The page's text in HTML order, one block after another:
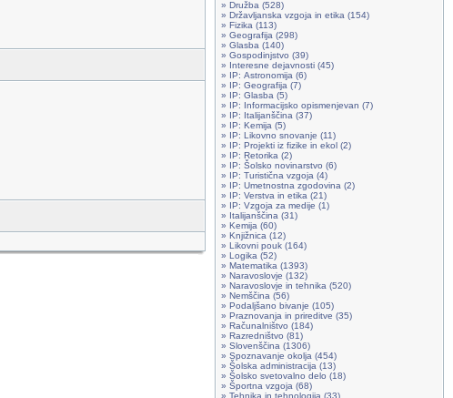
» Družba (528)
» Državljanska vzgoja in etika (154)
» Fizika (113)
» Geografija (298)
» Glasba (140)
» Gospodinjstvo (39)
» Interesne dejavnosti (45)
» IP: Astronomija (6)
» IP: Geografija (7)
» IP: Glasba (5)
» IP: Informacijsko opismenjevan (7)
» IP: Italijanščina (37)
» IP: Kemija (5)
» IP: Likovno snovanje (11)
» IP: Projekti iz fizike in ekol (2)
» IP: Retorika (2)
» IP: Šolsko novinarstvo (6)
» IP: Turistična vzgoja (4)
» IP: Umetnostna zgodovina (2)
» IP: Verstva in etika (21)
» IP: Vzgoja za medije (1)
» Italijanščina (31)
» Kemija (60)
» Knjižnica (12)
» Likovni pouk (164)
» Logika (52)
» Matematika (1393)
» Naravoslovje (132)
» Naravoslovje in tehnika (520)
» Nemščina (56)
» Podaljšano bivanje (105)
» Praznovanja in prireditve (35)
» Računalništvo (184)
» Razredništvo (81)
» Slovenščina (1306)
» Spoznavanje okolja (454)
» Šolska administracija (13)
» Šolsko svetovalno delo (18)
» Športna vzgoja (68)
» Tehnika in tehnologija (33)